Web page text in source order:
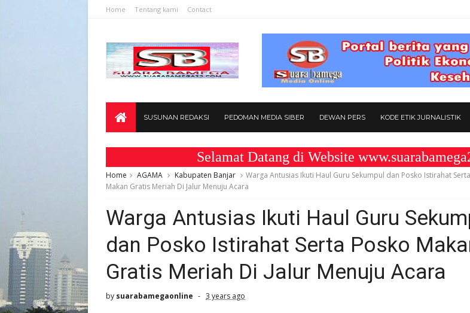
Home Tentang kami Contact
SUSUNAN REDAKSI PEDOMAN MEDIA SIBER DEWAN PERS KODE ETIK JURNALISTIK
Selamat Datang di Website
Home AGAMA Kabupaten Banjar
Warga Antusias Ikuti Haul Guru Sekumpul dan Posko Istirahat
Makan Gratis Meriah Di Jalur Menuju Acara
Warga Antusias Ikuti Haul Guru
dan Posko Istirahat Serta Posko
Gratis Meriah Di Jalur Menuju Acara
by suarabamegaonline 3 years ago